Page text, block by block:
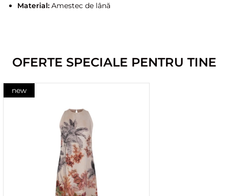
Material:Amestec de lână
OFERTE SPECIALE PENTRU TINE
new